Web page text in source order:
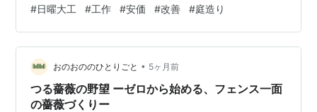
る。 デコレーションについては以下の通り。 １.ヘミス
フィア型(レディエイション入り)水平配置２箇所 下記写
真参照 ２.アドレスサイン １箇所 デザイン文字表札 矩形
３.デコレーションボード イメージ楕円 ４.コンストラク
ションデータプレート 矩形 ５.キックプレート 矩形 先ず
は１の「ヘミス…
#日曜大工 #工作 #安価 #改善 #庭造り
おのおののひとりごと • 5ヶ月前
つる薔薇の野望 ーゼロから始める、フェンス一面
の薔薇づくりー